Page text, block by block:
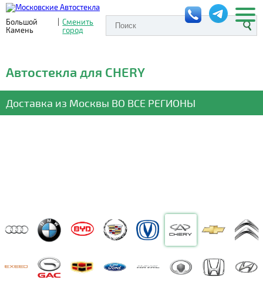
Большой
Камень
| Сменить
город
Автостекла для CHERY
Доставка из Москвы ВО ВСЕ РЕГИОНЫ